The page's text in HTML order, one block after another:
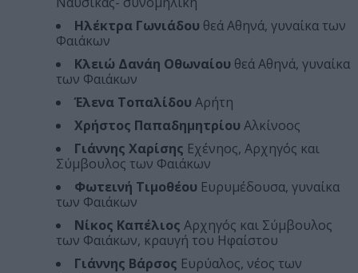
Ηλέκτρα Γωνιάδου θεά Αθηνά, γυναίκα των
Φαιάκων
Κλειώ Δανάη Οθωναίου θεά Αθηνά, γυναίκα
των Φαιάκων
Έλενα Τοπαλίδου Αρήτη
Χρήστος Παπαδημητρίου Αλκίνοος
Γιάννης Χαρίσης Εχένηος, Αρχηγός και
Σύμβουλος των Φαιάκων
Φωτεινή Τιμοθέου Ευρυμέδουσα, γυναίκα
των Φαιάκων
Νίκος Καπέλιος Αρχηγός και Σύμβουλος
των Φαιάκων, κραυγή του Ηφαίστου
Γιάννης Βάρσος Ευρύαλος, νέος των